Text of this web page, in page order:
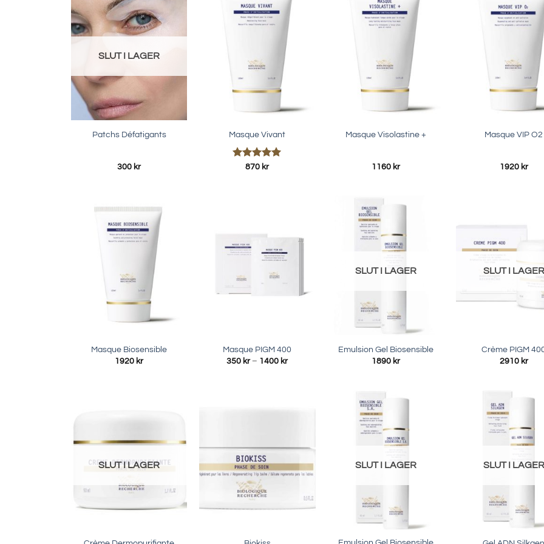
SLUT I LAGER
Patchs Défatigants
300 kr
Masque Vivant
Betygsatt
870 kr
Masque Visolastine +
1160 kr
Masque VIP O2
1920 kr
Masque Biosensible
1920 kr
Masque PIGM 400
350 kr – 1400 krPrisintervall:
SLUT I LAGER
Emulsion Gel Biosensible
1890 kr
SLUT I LAGER
Crème PIGM
2910 kr
SLUT I LAGER SLUT I LAGER SLUT I LAGER